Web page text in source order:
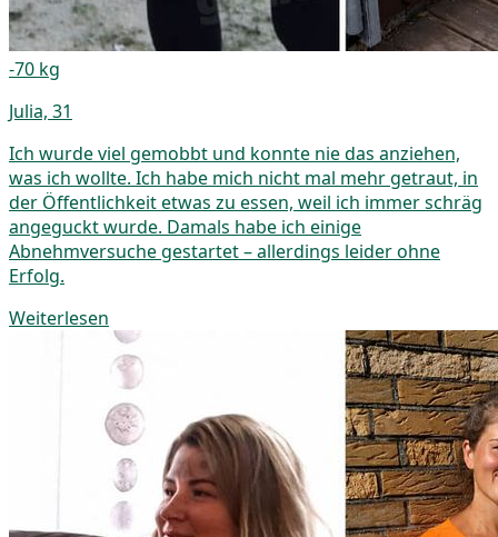
-70 kg
Julia, 31
Ich wurde viel gemobbt und konnte nie das anziehen,
was ich wollte. Ich habe mich nicht mal mehr getraut, in
der Öffentlichkeit etwas zu essen, weil ich immer schräg
angeguckt wurde. Damals habe ich einige
Abnehmversuche gestartet – allerdings leider ohne
Erfolg.
Weiterlesen